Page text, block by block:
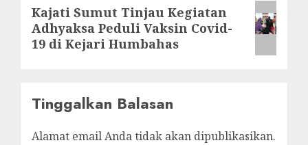
Next
post:
Kajati Sumut Tinjau Kegiatan
Adhyaksa Peduli Vaksin Covid-
19 di Kejari Humbahas
Tinggalkan Balasan
Alamat email Anda tidak akan dipublikasikan.